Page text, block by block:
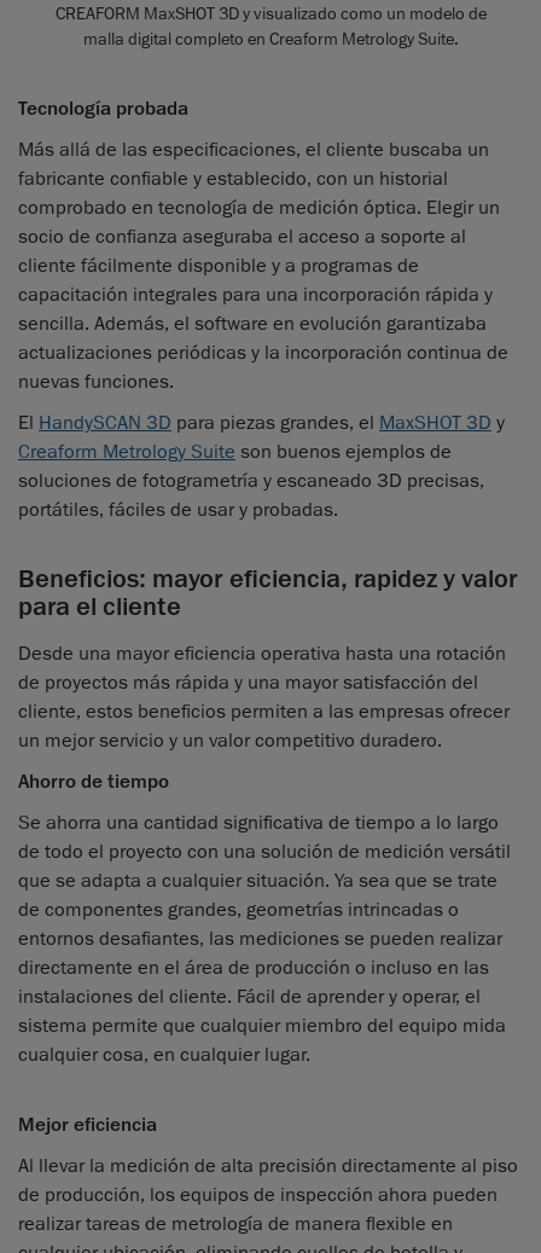
CREAFORM MaxSHOT 3D y visualizado como un modelo de
malla digital completo en Creaform Metrology Suite.
Tecnología probada
Más allá de las especificaciones, el cliente buscaba un
fabricante confiable y establecido, con un historial
comprobado en tecnología de medición óptica. Elegir un
socio de confianza aseguraba el acceso a soporte al
cliente fácilmente disponible y a programas de
capacitación integrales para una incorporación rápida y
sencilla. Además, el software en evolución garantizaba
actualizaciones periódicas y la incorporación continua de
nuevas funciones.
El HandySCAN 3D para piezas grandes, el MaxSHOT 3D y
Creaform Metrology Suite son buenos ejemplos de
soluciones de fotogrametría y escaneado 3D precisas,
portátiles, fáciles de usar y probadas.
Beneficios: mayor eficiencia, rapidez y valor
para el cliente
Desde una mayor eficiencia operativa hasta una rotación
de proyectos más rápida y una mayor satisfacción del
cliente, estos beneficios permiten a las empresas ofrecer
un mejor servicio y un valor competitivo duradero.
Ahorro de tiempo
Se ahorra una cantidad significativa de tiempo a lo largo
de todo el proyecto con una solución de medición versátil
que se adapta a cualquier situación. Ya sea que se trate
de componentes grandes, geometrías intrincadas o
entornos desafiantes, las mediciones se pueden realizar
directamente en el área de producción o incluso en las
instalaciones del cliente. Fácil de aprender y operar, el
sistema permite que cualquier miembro del equipo mida
cualquier cosa, en cualquier lugar.
Mejor eficiencia
Al llevar la medición de alta precisión directamente al piso
de producción, los equipos de inspección ahora pueden
realizar tareas de metrología de manera flexible en